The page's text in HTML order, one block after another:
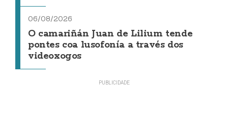
06/08/2026
O camariñán Juan de Lilium tende
pontes coa lusofonía a través dos
videoxogos